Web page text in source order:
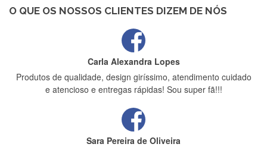
O QUE OS NOSSOS CLIENTES DIZEM DE NÓS
estrelas
Carla Alexandra Lopes
Produtos de qualidade, design giríssimo, atendimento cuidado
e atencioso e entregas rápidas! Sou super fã!!!
Sara Pereira de Oliveira